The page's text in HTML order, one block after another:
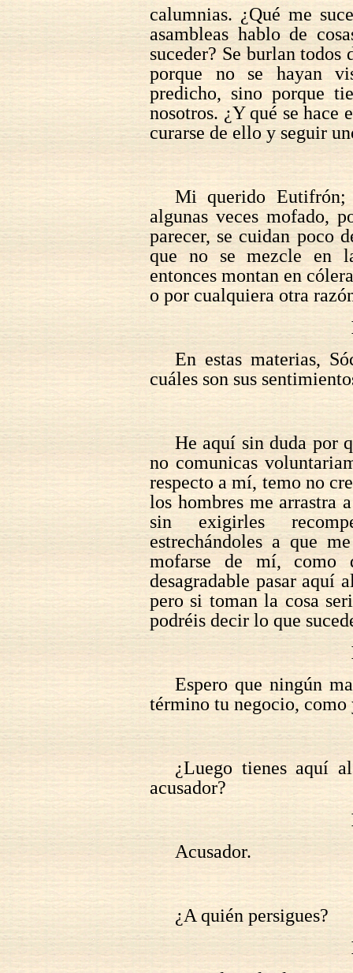
calumnias. ¿Qué me
asambleas hablo de
suceder? Se burlan
porque no se hayan
predicho, sino porque
nosotros. ¿Y qué se hace
curarse de ello y seguir
Mi querido
algunas veces mofado,
parecer, se cuidan poco
que no se mezcle en
entonces montan en
o por cualquiera otra
En estas materias,
cuáles son sus
He aquí sin duda por
no comunicas
respecto a mí, temo no
los hombres me arrastra
sin exigirles
estrechándoles a que
mofarse de mí,
desagradable pasar aquí
pero si toman la cosa
podréis decir lo que
Espero que ningún
término tu negocio,
¿Luego tienes aquí
acusador?
Acusador.
¿A quién persigues?